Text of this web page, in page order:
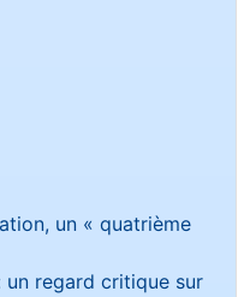
un « quatrième
un regard critique sur